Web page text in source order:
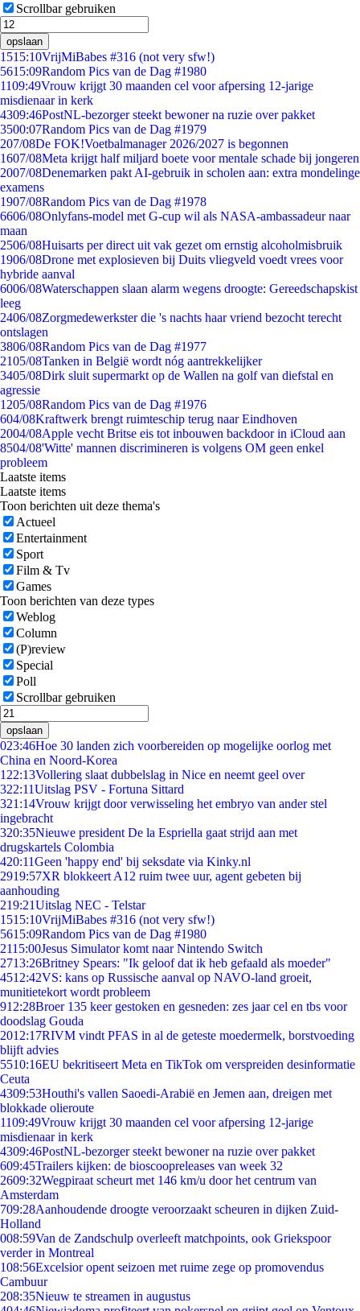
Scrollbar gebruiken
opslaan
1515:10VrijMiBabes #316 (not very sfw!)
5615:09Random Pics van de Dag #1980
1109:49Vrouw krijgt 30 maanden cel voor afpersing 12-jarige
misdienaar in kerk
4309:46PostNL-bezorger steekt bewoner na ruzie over pakket
3500:07Random Pics van de Dag #1979
207/08De FOK!Voetbalmanager 2026/2027 is begonnen
1607/08Meta krijgt half miljard boete voor mentale schade bij jongeren
2007/08Denemarken pakt AI-gebruik in scholen aan: extra mondelinge
examens
1907/08Random Pics van de Dag #1978
6606/08Onlyfans-model met G-cup wil als NASA-ambassadeur naar
maan
2506/08Huisarts per direct uit vak gezet om ernstig alcoholmisbruik
1906/08Drone met explosieven bij Duits vliegveld voedt vrees voor
hybride aanval
6006/08Waterschappen slaan alarm wegens droogte: Gereedschapskist
leeg
2406/08Zorgmedewerkster die 's nachts haar vriend bezocht terecht
ontslagen
3806/08Random Pics van de Dag #1977
2105/08Tanken in België wordt nóg aantrekkelijker
3405/08Dirk sluit supermarkt op de Wallen na golf van diefstal en
agressie
1205/08Random Pics van de Dag #1976
604/08Kraftwerk brengt ruimteschip terug naar Eindhoven
2004/08Apple vecht Britse eis tot inbouwen backdoor in iCloud aan
8504/08'Witte' mannen discrimineren is volgens OM geen enkel
probleem
Laatste items
Laatste items
Toon berichten uit deze thema's
Actueel
Entertainment
Sport
Film & Tv
Games
Toon berichten van deze types
Weblog
Column
(P)review
Special
Poll
Scrollbar gebruiken
opslaan
023:46Hoe 30 landen zich voorbereiden op mogelijke oorlog met
China en Noord-Korea
1 22:13Vollering slaat dubbelslag in Nice en neemt geel over
322:11Uitslag PSV - Fortuna Sittard
321:14Vrouw krijgt door verwisseling het embryo van ander stel
ingebracht
320:35Nieuwe president De la Espriella gaat strijd aan met
drugskartels Colombia
420:11Geen 'happy end' bij seksdate via Kinky.nl
2919:57XR blokkeert A12 ruim twee uur, agent gebeten bij
aanhouding
219:21Uitslag NEC - Telstar
1515:10VrijMiBabes #316 (not very sfw!)
5615:09Random Pics van de Dag #1980
2115:00Jesus Simulator komt naar Nintendo Switch
2713:26Britney Spears: "Ik geloof dat ik heb gefaald als moeder"
4512:42VS: kans op Russische aanval op NAVO-land groeit,
munitietekort wordt probleem
912:28Broer 135 keer gestoken en gesneden: zes jaar cel en tbs voor
doodslag Gouda
2012:17RIVM vindt PFAS in al de geteste moedermelk, borstvoeding
blijft advies
5510:16EU bekritiseert Meta en TikTok om verspreiden desinformatie
Ceuta
4309:53Houthi's vallen Saoedi-Arabië en Jemen aan, dreigen met
blokkade olieroute
1109:49Vrouw krijgt 30 maanden cel voor afpersing 12-jarige
misdienaar in kerk
4309:46PostNL-bezorger steekt bewoner na ruzie over pakket
609:45Trailers kijken: de bioscoopreleases van week 32
2609:32Wegpiraat scheurt met 146 km/u door het centrum van
Amsterdam
709:28Aanhoudende droogte veroorzaakt scheuren in dijken Zuid-
Holland
008:59Van de Zandschulp overleeft matchpoints, ook Griekspoor
verder in Montreal
108:56Excelsior opent seizoen met ruime zege op promovendus
Cambuur
208:35Nieuw te streamen in augustus